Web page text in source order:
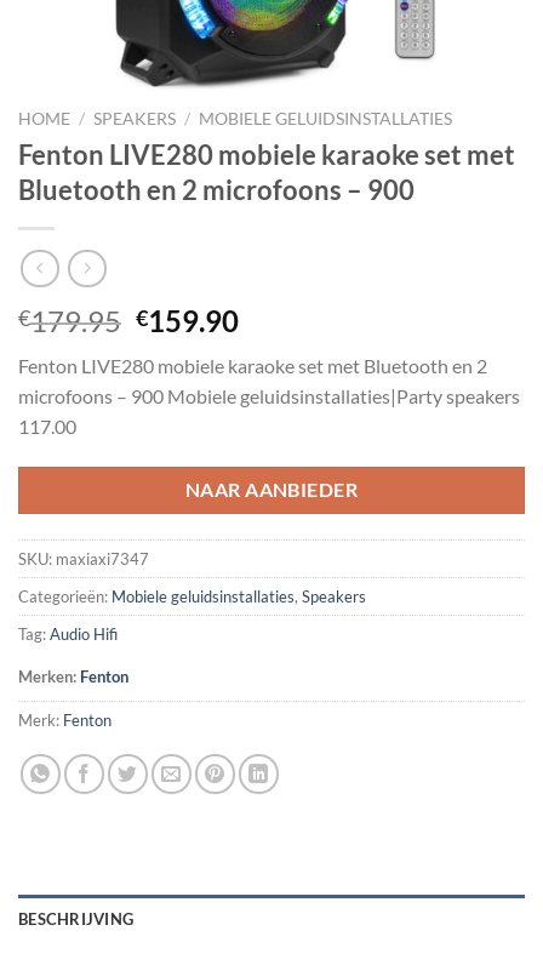
HOME / SPEAKERS / MOBIELE GELUIDSINSTALLATIES
Fenton LIVE280 mobiele karaoke set met
Bluetooth en 2 microfoons – 900
€179.95 Oorspronkelijke
was:
€179.95.
€159.90Huidige
is:
€159.90.
Fenton LIVE280 mobiele karaoke set met Bluetooth en 2
microfoons – 900 Mobiele geluidsinstallaties|Party speakers
117.00
NAAR AANBIEDER
SKU: maxiaxi7347
Categorieën: Mobiele geluidsinstallaties, Speakers
Tag:Audio Hifi
Merken: Fenton
Merk: Fenton
BESCHRIJVING